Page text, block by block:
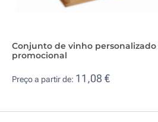
Conjunto de vinho
promocional
Preço a partir de: 11,08 €